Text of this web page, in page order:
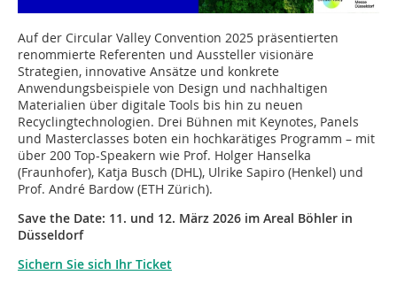
Auf der Circular Valley Convention 2025 präsentierten
renommierte Referenten und Aussteller visionäre
Strategien, innovative Ansätze und konkrete
Anwendungsbeispiele von Design und nachhaltigen
Materialien über digitale Tools bis hin zu neuen
Recyclingtechnologien. Drei Bühnen mit Keynotes, Panels
und Masterclasses boten ein hochkarätiges Programm – mit
über 200 Top-Speakern wie Prof. Holger Hanselka
(Fraunhofer), Katja Busch (DHL), Ulrike Sapiro (Henkel) und
Prof. André Bardow (ETH Zürich).
Save the Date: 11. und 12. März 2026 im Areal Böhler in
Düsseldorf
Sichern Sie sich Ihr Ticket